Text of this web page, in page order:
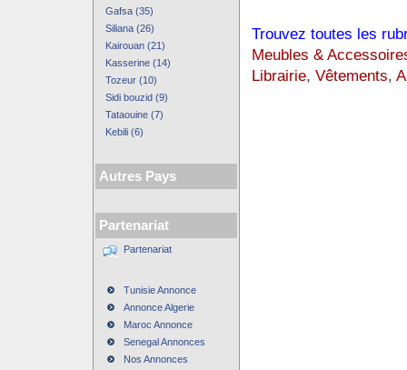
Gafsa (35)
Siliana (26)
Kairouan (21)
Kasserine (14)
Tozeur (10)
Sidi bouzid (9)
Tataouine (7)
Kebili (6)
Autres Pays
Partenariat
Partenariat
Tunisie Annonce
Annonce Algerie
Maroc Annonce
Senegal Annonces
Nos Annonces
Trouvez toutes les
Meubles &
Librairie, Vêtements,